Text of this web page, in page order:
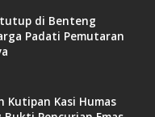
di Benteng
Padati Pemutaran
Kutipan Kasi Humas